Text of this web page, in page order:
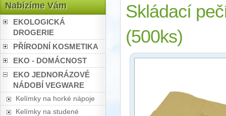
Nabízíme Vám
EKOLOGICKÁ
DROGERIE
PŘÍRODNÍ KOSMETIKA
EKO - DOMÁCNOST
EKO JEDNORÁZOVÉ
NÁDOBÍ VEGWARE
Kelímky na horké nápoje
Kelímky na studené
Skládací
(500ks)